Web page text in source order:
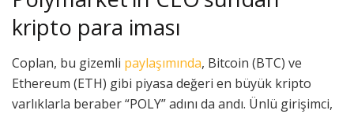
kripto para iması
Coplan, bu gizemli paylaşımında, Bitcoin (BTC) ve
Ethereum (ETH) gibi piyasa değeri en büyük kripto
varlıklarla beraber “POLY” adını da andı. Ünlü girişimci,